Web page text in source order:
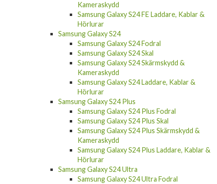
Samsung Galaxy S24 FE Laddare, Kablar &
Hörlurar
Samsung Galaxy S24
Samsung Galaxy S24 Fodral
Samsung Galaxy S24 Skal
Samsung Galaxy S24 Skärmskydd &
Kameraskydd
Samsung Galaxy S24 Laddare, Kablar &
Hörlurar
Samsung Galaxy S24 Plus
Samsung Galaxy S24 Plus Fodral
Samsung Galaxy S24 Plus Skal
Samsung Galaxy S24 Plus Skärmskydd &
Kameraskydd
Samsung Galaxy S24 Plus Laddare, Kablar &
Hörlurar
Samsung Galaxy S24 Ultra
Samsung Galaxy S24 Ultra Fodral
Samsung Galaxy S24 Ultra Skal